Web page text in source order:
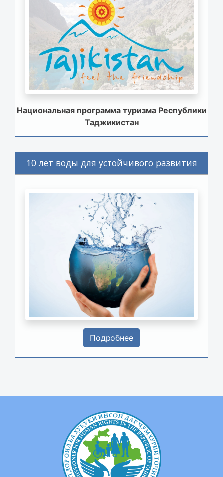
Национальная программа туризма Республики
Таджикистан
10 лет воды для устойчивого развития
Подробнее